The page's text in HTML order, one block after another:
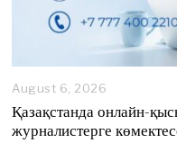
August 6, 2026
g
u
Қазақстанда онлайн-
журналистерге